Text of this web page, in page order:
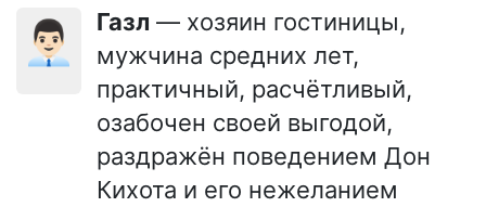
👨🏻‍💼 Газл — хозяин гостиницы,
мужчина средних лет,
практичный, расчётливый,
озабочен своей выгодой,
раздражён поведением Дон
Кихота и его нежеланием